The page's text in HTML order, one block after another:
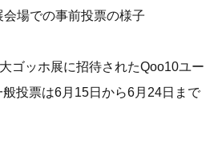
会場での事前投票の様子
ゴッホ展に招待されたQoo10ユー
投票は6月15日から6月24日まで